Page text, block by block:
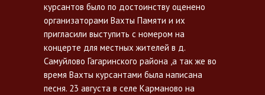
курсантов было по достоинству оценено
организаторами Вахты Памяти и их
пригласили выступить с номером на
концерте для местных жителей в д.
Самуйлово Гагаринского района ,а так же во
время Вахты курсантами была написана
песня. 23 августа в селе Карманово на